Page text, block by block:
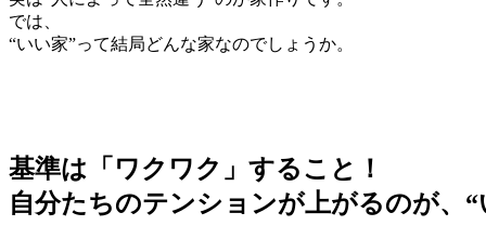
では、
“いい家”って結局どんな家なのでしょうか。
基準は「ワクワク」すること！
自分たちのテンションが上がるのが、“